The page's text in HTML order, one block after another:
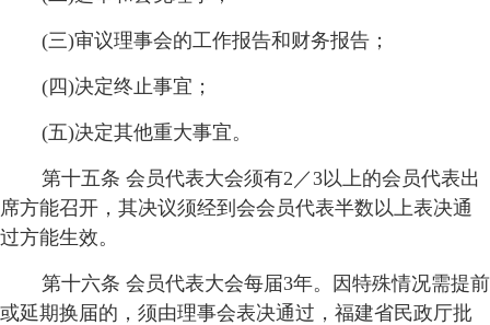
(三)审议理事会的工作报告和财务报告；
(四)决定终止事宜；
(五)决定其他重大事宜。
第十五条 会员代表大会须有2／3以上的会员代表出
席方能召开，其决议须经到会会员代表半数以上表决通
过方能生效。
第十六条 会员代表大会每届3年。因特殊情况需提前
或延期换届的，须由理事会表决通过，福建省民政厅批